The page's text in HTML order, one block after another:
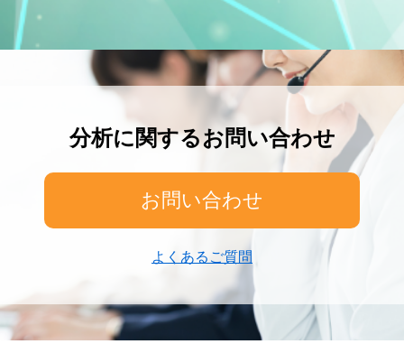
分析に関するお問い合わせ
お問い合わせ
よくあるご質問